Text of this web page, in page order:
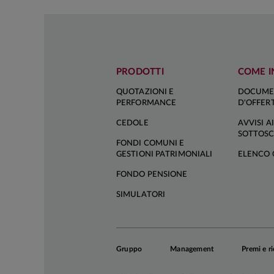
costruttivi
avvierà un
contesto di
un intervento
pronunciata,
nelle curve di
PRODOTTI
QUOTAZIONI E
PERFORMANCE
CEDOLE
FONDI COMUNI E
GESTIONI PATRIMONIALI
FONDO PENSIONE
SIMULATORI
COME
AVVISI AI
ELENCO
Gruppo Management Premi e